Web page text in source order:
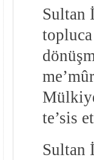
Sultan
te’sis
Sultan